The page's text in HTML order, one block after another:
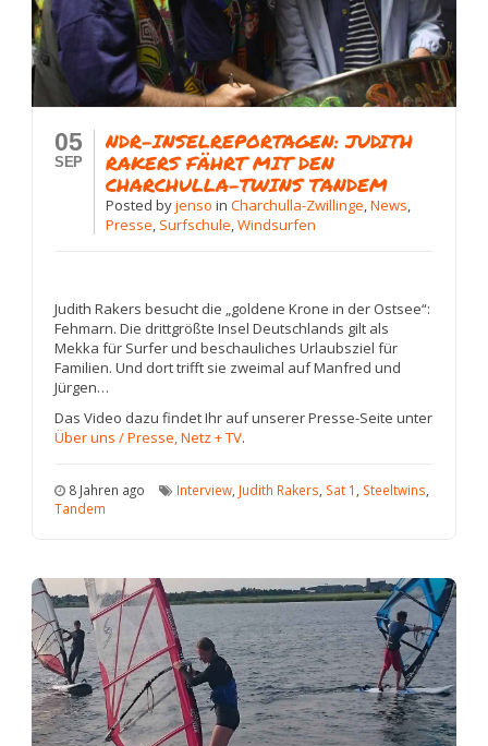
05
SEP
NDR-INSELREPORTAGEN: JUDITH
RAKERS FÄHRT MIT DEN
CHARCHULLA-TWINS TANDEM
PostedbyjensoinCharchulla-Zwillinge,News,
Presse, Surfschule,Windsurfen
Judith Rakers besucht die „goldene Krone in der Ostsee“:
Fehmarn. Die drittgrößte Insel Deutschlands gilt als
Mekka für Surfer und beschauliches Urlaubsziel für
Familien. Und dort trifft sie zweimal auf Manfred und
Jürgen…
Das Video dazu findet Ihr auf unserer Presse-Seite unter
Über uns / Presse, Netz + TV.
8 Jahren ago Interview Judith Rakers Sat 1 Steeltwins
Tandem